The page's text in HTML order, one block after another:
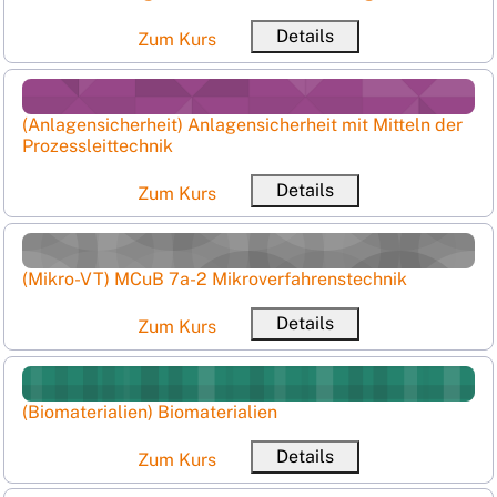
Zum Kurs Details
(Anlagensicherheit) Anlagensicherheit mit Mitteln der
Kursname
(Anlagensicherheit) Anlagensicherheit mit Mitteln der
Prozessleittechnik
Zum Kurs Details
(Mikro-VT) MCuB 7a-2 Mikroverfahrenstechnik
Kurzer
Kursname
(Mikro-VT) MCuB 7a-2 Mikroverfahrenstechnik
Zum Kurs Details
(Biomaterialien) Biomaterialien
Kurzer Kursname
Kursname
(Biomaterialien) Biomaterialien
Zum Kurs Details